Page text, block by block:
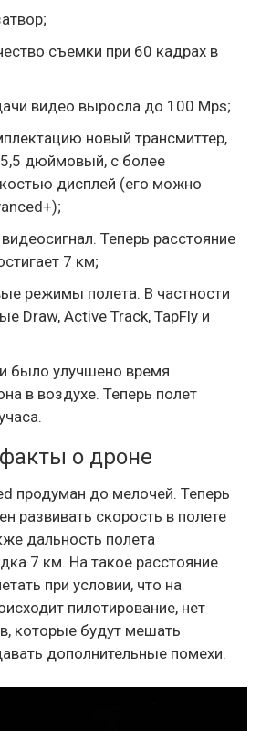
съемки при 60 кадрах в
видео выросла до 100 Mps;
новый трансмиттер,
дюймовый, с более
дисплей (его можно
Теперь расстояние
7 км;
режимы полета. В частности
Draw, Active Track, TapFly и
было улучшено время
в воздухе. Теперь полет
о дроне
продуман до мелочей. Теперь
развивать скорость в полете
дальность полета
7 км. На такое расстояние
при условии, что на
пилотирование, нет
которые будут мешать
дополнительные помехи.